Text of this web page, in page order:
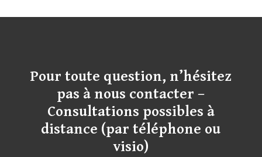
Pour toute question, n’hésitez
pas à nous contacter –
Consultations possibles à
distance (par téléphone ou
visio)